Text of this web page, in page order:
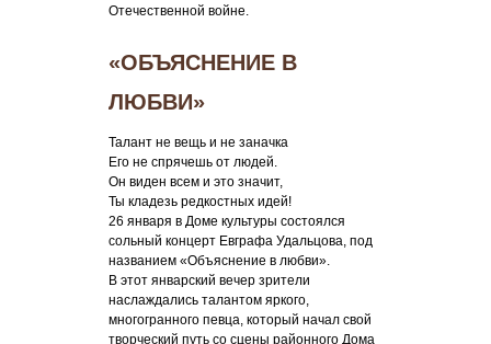
Отечественной войне.
«ОБЪЯСНЕНИЕ В
ЛЮБВИ»
Талант не вещь и не заначка
Его не спрячешь от людей.
Он виден всем и это значит,
Ты кладезь редкостных идей!
26 января в Доме культуры состоялся
сольный концерт Евграфа Удальцова, под
названием «Объяснение в любви».
В этот январский вечер зрители
наслаждались талантом яркого,
многогранного певца, который начал свой
творческий путь со сцены районного Дома